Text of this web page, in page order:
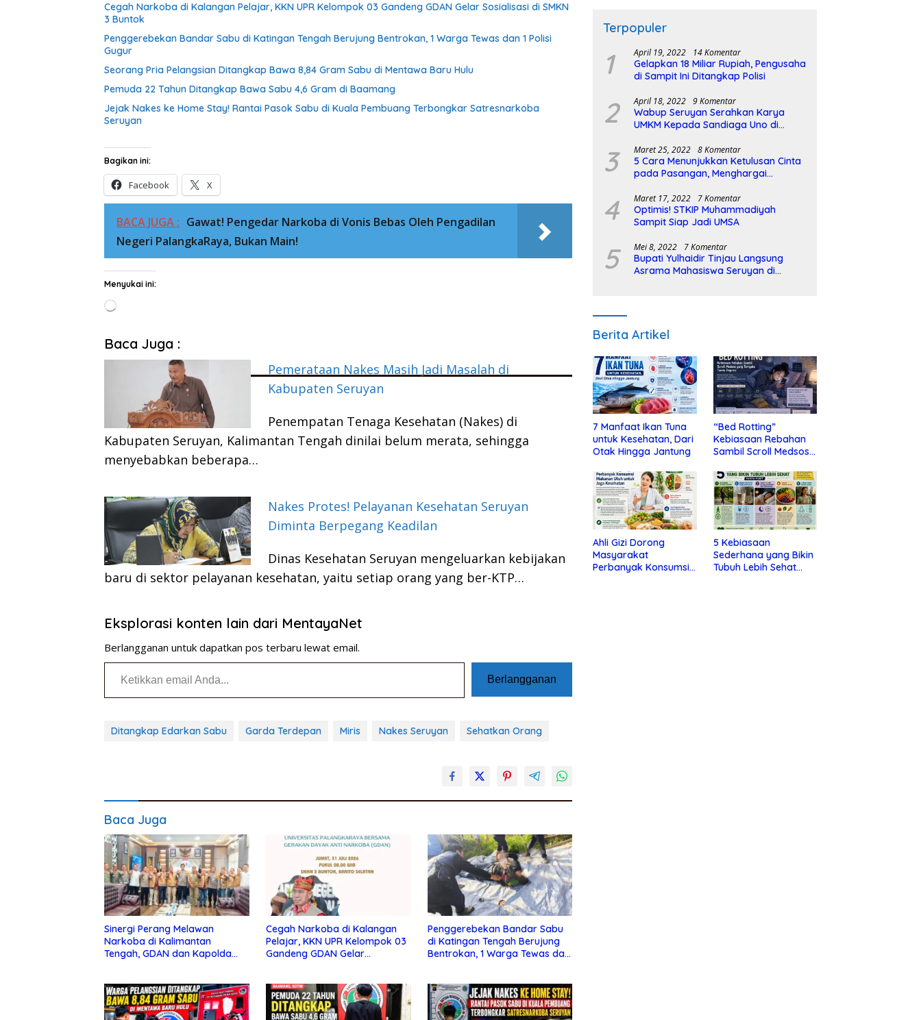
Cegah Narkoba di Kalangan Pelajar, KKN UPR Kelompok 03 Gandeng GDAN Gelar Sosialisasi di SMKN
3 Buntok
Penggerebekan Bandar Sabu di Katingan Tengah Berujung Bentrokan, 1 Warga Tewas dan 1 Polisi
Gugur
Seorang Pria Pelangsian Ditangkap Bawa 8,84 Gram Sabu di Mentawa Baru Hulu
Pemuda 22 Tahun Ditangkap Bawa Sabu 4,6 Gram di Baamang
Jejak Nakes ke Home Stay! Rantai Pasok Sabu di Kuala Pembuang Terbongkar Satresnarkoba
Seruyan
Bagikan ini:
Facebook X
BACA JUGA : Gawat! Pengedar Narkoba di Vonis Bebas Oleh Pengadilan
Negeri PalangkaRaya, Bukan Main!
Menyukai ini:
Memuat...
Baca Juga :
Pemerataan Nakes Masih Jadi Masalah di
Kabupaten Seruyan
Penempatan Tenaga Kesehatan (Nakes) di
Kabupaten Seruyan, Kalimantan Tengah dinilai belum merata, sehingga
menyebabkan beberapa…
Nakes Protes! Pelayanan Kesehatan Seruyan
Diminta Berpegang Keadilan
Dinas Kesehatan Seruyan mengeluarkan kebijakan
baru di sektor pelayanan kesehatan, yaitu setiap orang yang ber-KTP…
Eksplorasi konten lain dari MentayaNet
Berlangganan untuk dapatkan pos terbaru lewat email.
Ketikkan email Anda...
Berlangganan
Ditangkap Edarkan Sabu Garda Terdepan Miris Nakes Seruyan Sehatkan Orang
Baca Juga
Sinergi Perang Melawan
Narkoba di Kalimantan
Tengah, GDAN dan Kapolda
Cegah Narkoba di Kalangan
Pelajar, KKN UPR Kelompok 03
Gandeng GDAN Gelar
Penggerebekan Bandar Sabu
di Katingan Tengah Berujung
Bentrokan, 1 Warga Tewas dan
Terpopuler
1 April 19, 2022 14 Komentar
Gelapkan 18 Miliar Rupiah, Pengusaha
di Sampit Ini Ditangkap Polisi
2 April 18, 2022 9 Komentar
Wabup Seruyan Serahkan Karya
UMKM Kepada Sandiaga Uno di
3 Maret 25, 2022 8 Komentar
5 Cara Menunjukkan Ketulusan Cinta
pada Pasangan, Menghargai
4 Maret 17, 2022 7 Komentar
Optimis! STKIP Muhammadiyah
Sampit Siap Jadi UMSA
5 Mei 8, 2022 7 Komentar
Bupati Yulhaidir Tinjau Langsung
Asrama Mahasiswa Seruyan di
Berita Artikel
7 Manfaat Ikan Tuna
untuk Kesehatan, Dari
Otak Hingga Jantung
“Bed Rotting”
Kebiasaan Rebahan
Sambil Scroll Medsos
Depresi
Ahli Gizi Dorong
Masyarakat
Perbanyak Konsumsi
5 Kebiasaan
Sederhana yang Bikin
Tubuh Lebih Sehat